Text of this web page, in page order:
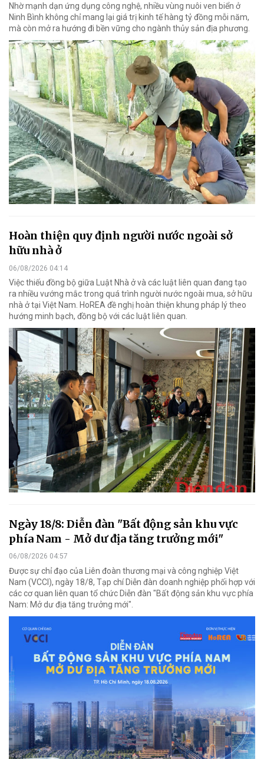
Nhờ mạnh dạn ứng dụng công nghệ, nhiều vùng nuôi ven biển ở
Ninh Bình không chỉ mang lại giá trị kinh tế hàng tỷ đồng mỗi năm,
mà còn mở ra hướng đi bền vững cho ngành thủy sản địa phương.
Hoàn thiện quy định người nước ngoài sở
hữu nhà ở
06/08/2026 04:14
Việc thiếu đồng bộ giữa Luật Nhà ở và các luật liên quan đang tạo
ra nhiều vướng mắc trong quá trình người nước ngoài mua, sở hữu
nhà ở tại Việt Nam. HoREA đề nghị hoàn thiện khung pháp lý theo
hướng minh bạch, đồng bộ với các luật liên quan.
Ngày 18/8: Diễn đàn "Bất động sản khu vực
phía Nam - Mở dư địa tăng trưởng mới"
06/08/2026 04:57
Được sự chỉ đạo của Liên đoàn thương mại và công nghiệp Việt
Nam (VCCI), ngày 18/8, Tạp chí Diễn đàn doanh nghiệp phối hợp với
các cơ quan liên quan tổ chức Diễn đàn "Bất động sản khu vực phía
Nam: Mở dư địa tăng trưởng mới".